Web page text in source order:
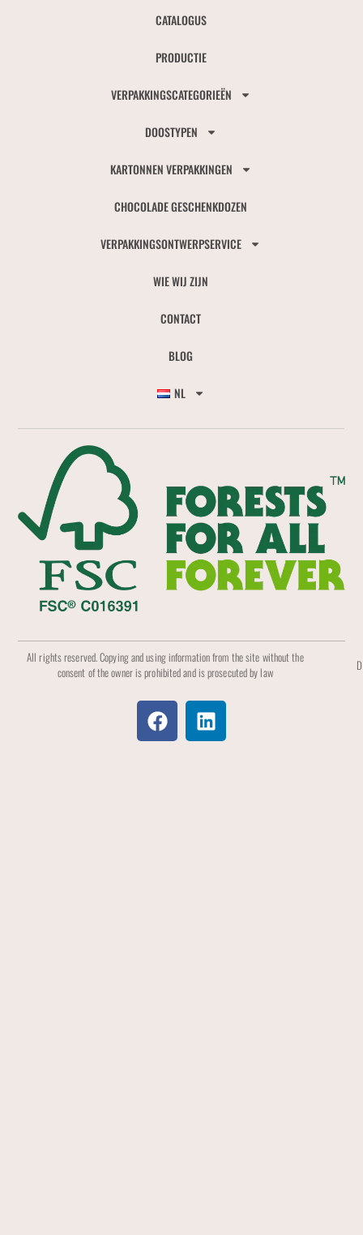
CATALOGUS
PRODUCTIE
VERPAKKINGSCATEGORIEËN
DOOSTYPEN
KARTONNEN VERPAKKINGEN
CHOCOLADE GESCHENKDOZEN
VERPAKKINGSONTWERPSERVICE
WIE WIJ ZIJN
CONTACT
BLOG
NL
All rights reserved. Copying and using information from the site without the
consent of the owner is prohibited and is prosecuted by law